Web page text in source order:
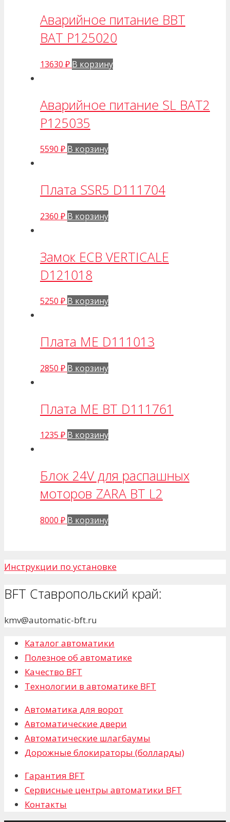
Аварийное питание BBT
BAT P125020
13630 ₽ В корзину
Аварийное питание SL BAT2
P125035
5590 ₽ В корзину
Плата SSR5 D111704
2360 ₽ В корзину
Замок ECB VERTICALE
D121018
5250 ₽ В корзину
Плата ME D111013
2850 ₽ В корзину
Плата ME BT D111761
1235 ₽ В корзину
Блок 24V для распашных
моторов ZARA BT L2
8000 ₽ В корзину
Инструкции по установке
BFT Ставропольский край:
kmv@automatic-bft.ru
Каталог автоматики
Полезное об автоматике
Качество BFT
Технологии в автоматике BFT
Автоматика для ворот
Автоматические двери
Автоматические шлагбаумы
Дорожные блокираторы (болларды)
Гарантия BFT
Сервисные центры автоматики BFT
Контакты